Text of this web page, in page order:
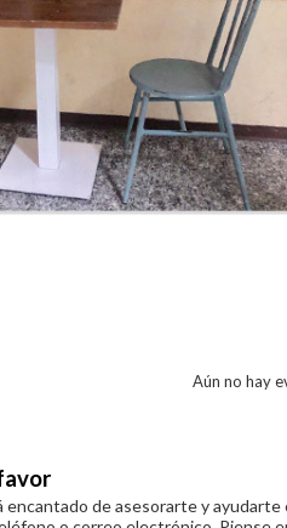
Aún no hay
de asesorarte y